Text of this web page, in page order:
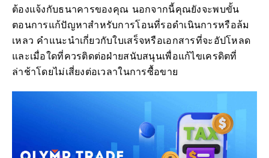
ต้องแจ้งกับธนาคารของคุณ นอกจากนี้คุณยังจะพบขั้น
ตอนการแก้ปัญหาสำหรับการโอนที่รอดำเนินการหรือล้ม
เหลว คำแนะนำเกี่ยวกับใบเสร็จหรือเอกสารที่จะอัปโหลด
และเมื่อใดที่ควรติดต่อฝ่ายสนับสนุนเพื่อแก้ไขเครดิตที่
ล่าช้าโดยไม่เสี่ยงต่อเวลาในการซื้อขาย